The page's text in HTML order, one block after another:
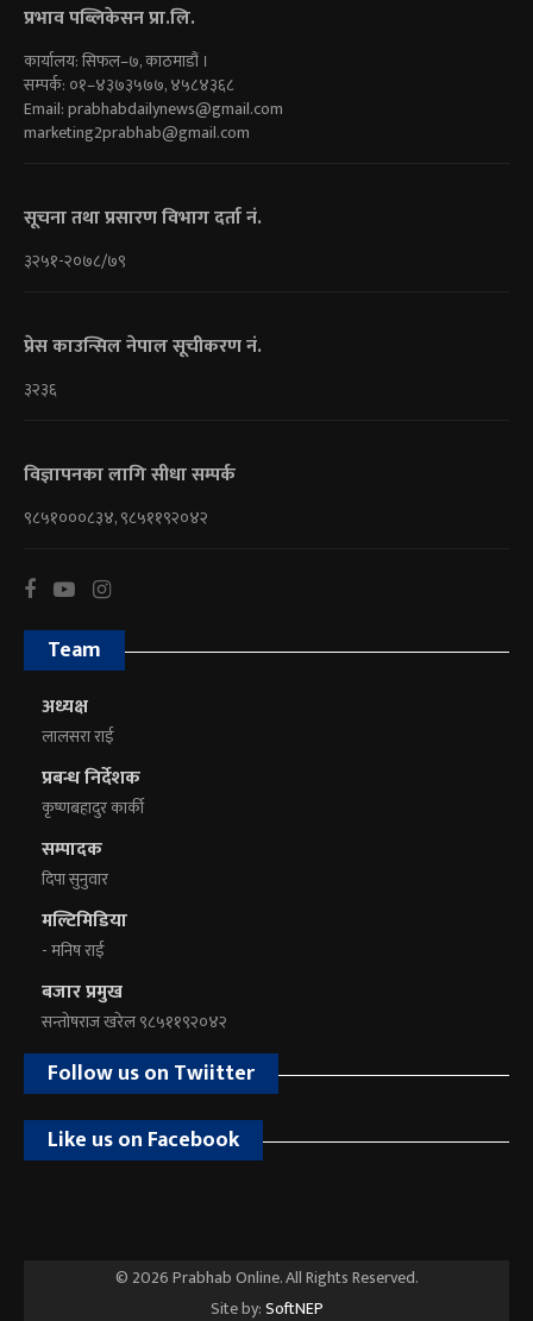
प्रभाव पब्लिकेसन प्रा.लि.
कार्यालय: सिफल–७, काठमाडौं ।
सम्पर्क: ०१–४३७३५७७, ४५८४३६८
Email:prabhabdailynews@gmail.com
marketing2prabhab@gmail.com
सूचना तथा प्रसारण विभाग दर्ता नं.
३२५१-२०७८/७९
प्रेस काउन्सिल नेपाल सूचीकरण नं.
३२३६
विज्ञापनका लागि सीधा सम्पर्क
९८५१०००८३४, ९८५११९२०४२
Team
अध्यक्ष
लालसरा राई
प्रबन्ध निर्देशक
कृष्णबहादुर कार्की
सम्पादक
दिपा सुनुवार
मल्टिमिडिया
- मनिष राई
बजार प्रमुख
सन्तोषराज खरेल ९८५११९२०४२
Follow us on Twiitter
Like us on Facebook
© 2026 Prabhab Online. All Rights Reserved.
Site by:SoftNEP